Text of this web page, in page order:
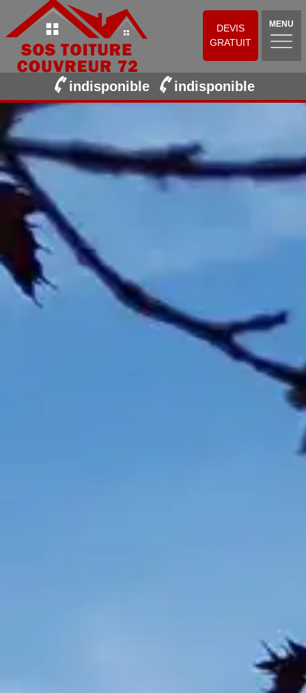
DEVIS
GRATUIT
MENU
indisponible indisponible